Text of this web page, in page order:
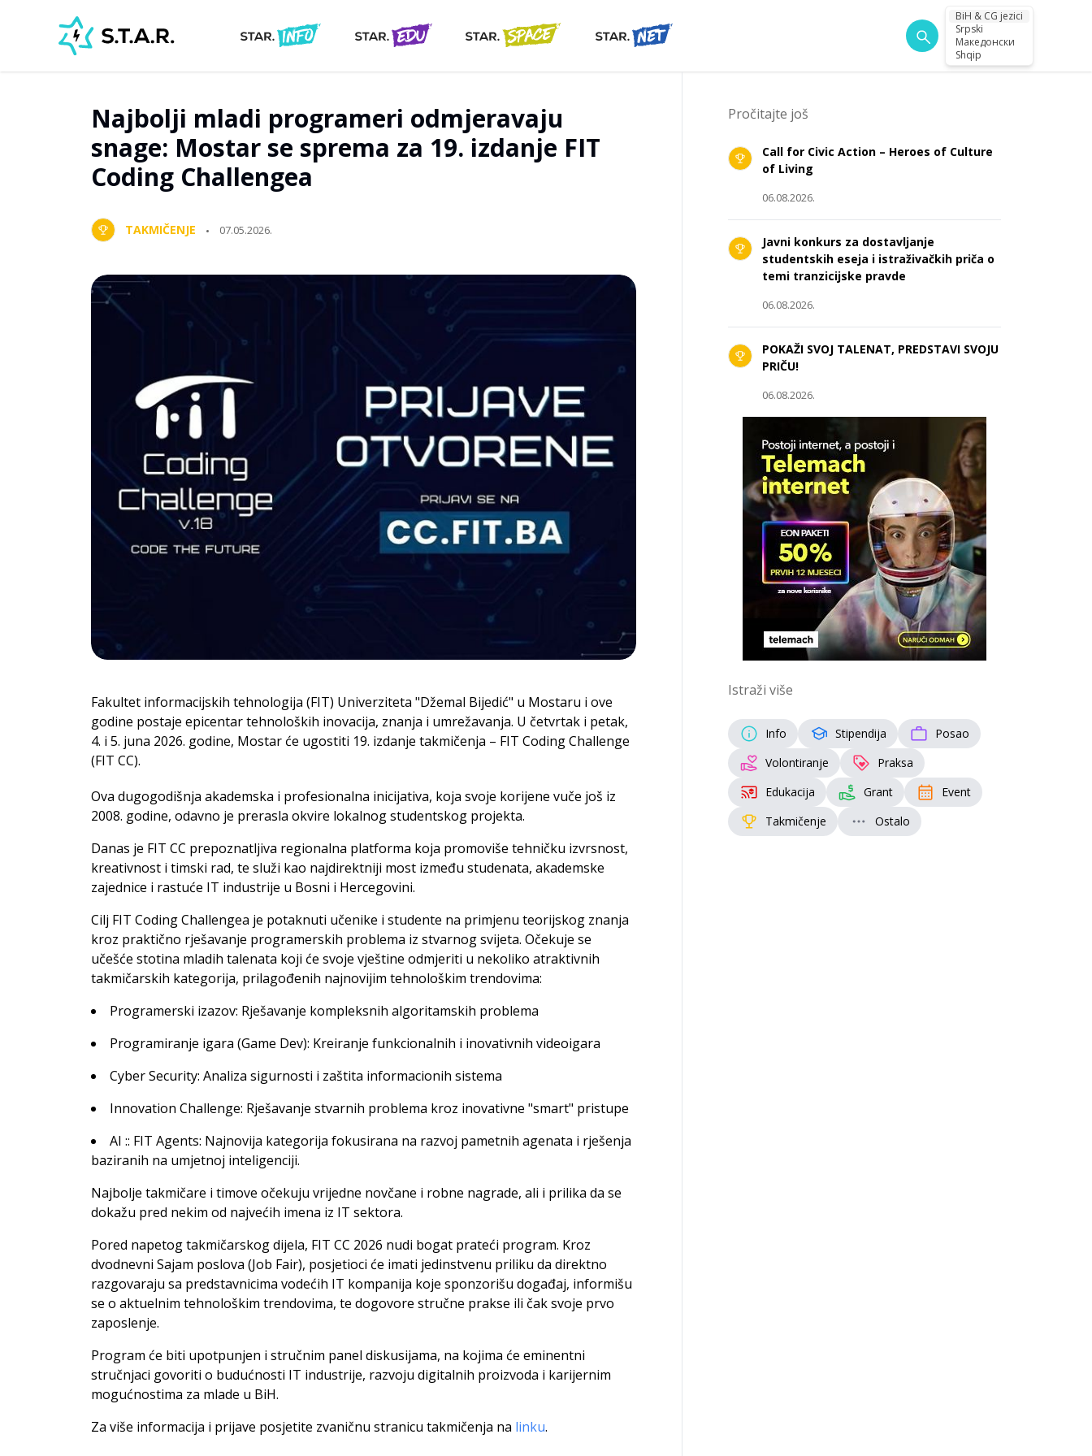
BiH & CG jezici
Srpski
Македонски
Shqip
Najbolji mladi programeri odmjeravaju
snage: Mostar se sprema za 19. izdanje FIT
Coding Challengea
TAKMIČENJE 07.05.2026.
Fakultet informacijskih tehnologija (FIT) Univerziteta "Džemal Bijedić" u Mostaru i ove
godine postaje epicentar tehnoloških inovacija, znanja i umrežavanja. U četvrtak i petak,
4. i 5. juna 2026. godine, Mostar će ugostiti 19. izdanje takmičenja – FIT Coding Challenge
(FIT CC).
Ova dugogodišnja akademska i profesionalna inicijativa, koja svoje korijene vuče još iz
2008. godine, odavno je prerasla okvire lokalnog studentskog projekta.
Danas je FIT CC prepoznatljiva regionalna platforma koja promoviše tehničku izvrsnost,
kreativnost i timski rad, te služi kao najdirektniji most između studenata, akademske
zajednice i rastuće IT industrije u Bosni i Hercegovini.
Cilj FIT Coding Challengea je potaknuti učenike i studente na primjenu teorijskog znanja
kroz praktično rješavanje programerskih problema iz stvarnog svijeta. Očekuje se
učešće stotina mladih talenata koji će svoje vještine odmjeriti u nekoliko atraktivnih
takmičarskih kategorija, prilagođenih najnovijim tehnološkim trendovima:
Programerski izazov: Rješavanje kompleksnih algoritamskih problema
Programiranje igara (Game Dev): Kreiranje funkcionalnih i inovativnih videoigara
Cyber Security: Analiza sigurnosti i zaštita informacionih sistema
Innovation Challenge: Rješavanje stvarnih problema kroz inovativne "smart" pristupe
AI :: FIT Agents: Najnovija kategorija fokusirana na razvoj pametnih agenata i rješenja
baziranih na umjetnoj inteligenciji.
Najbolje takmičare i timove očekuju vrijedne novčane i robne nagrade, ali i prilika da se
dokažu pred nekim od najvećih imena iz IT sektora.
Pored napetog takmičarskog dijela, FIT CC 2026 nudi bogat prateći program. Kroz
dvodnevni Sajam poslova (Job Fair), posjetioci će imati jedinstvenu priliku da direktno
razgovaraju sa predstavnicima vodećih IT kompanija koje sponzorišu događaj, informišu
se o aktuelnim tehnološkim trendovima, te dogovore stručne prakse ili čak svoje prvo
zaposlenje.
Program će biti upotpunjen i stručnim panel diskusijama, na kojima će eminentni
stručnjaci govoriti o budućnosti IT industrije, razvoju digitalnih proizvoda i karijernim
mogućnostima za mlade u BiH.
Za više informacija i prijave posjetite zvaničnu stranicu takmičenja na linku.
Pročitajte još
Call for Civic Action – Heroes of Culture
of Living
06.08.2026.
Javni konkurs za dostavljanje
studentskih eseja i istraživačkih priča o
temi tranzicijske pravde
06.08.2026.
POKAŽI SVOJ TALENAT, PREDSTAVI SVOJU
PRIČU!
06.08.2026.
Istraži više
Info Stipendija
Posao
Volontiranje
Praksa
Edukacija
Grant
Event
Takmičenje
Ostalo